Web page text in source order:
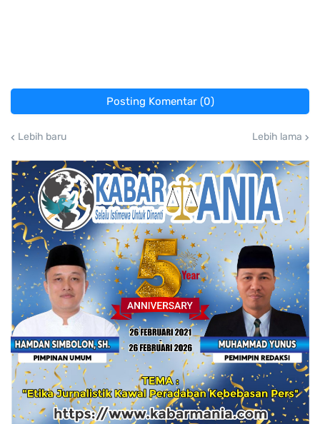
Posting Komentar (0)
Lebih baru Lebih lama